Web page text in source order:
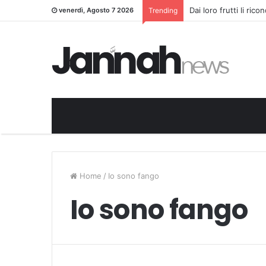
venerdì, Agosto 7 2026 Trending Dai loro frutti li
Home / Io sono fango
Io sono fango